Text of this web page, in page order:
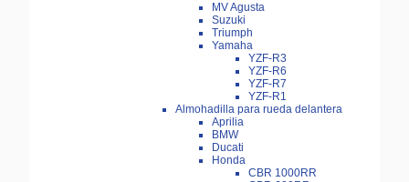
MV Agusta
Suzuki
Triumph
Yamaha
YZF-R3
YZF-R6
YZF-R7
YZF-R1
Almohadilla para rueda delantera
Aprilia
BMW
Ducati
Honda
CBR 1000RR